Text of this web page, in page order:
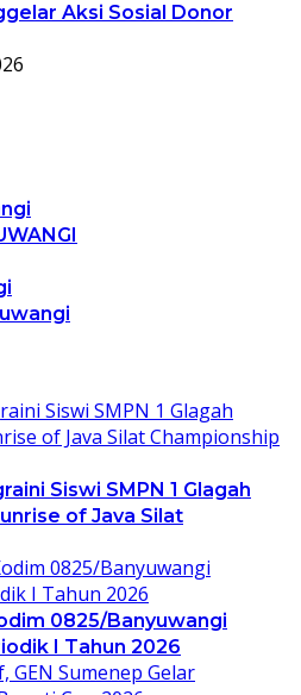
Aksi Sosial Donor
Siswi SMPN 1 Glagah
of Java Silat
0825/Banyuwangi
I Tahun 2026